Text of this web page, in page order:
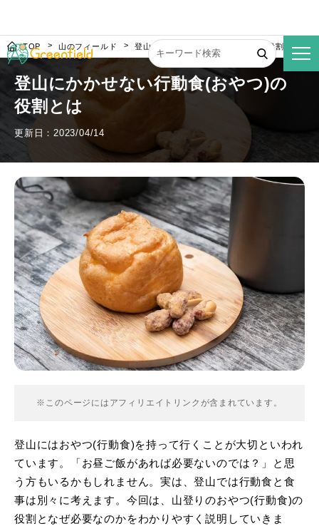
TOP 山のフィールド 登山にかかせない行動食(おやつ)の役割とは
登山にかかせない行動食(おやつ)の
役割とは
更新日：2023/04/14
※このページにはアフィリエイトリンクが含まれています。
登山にはおやつ(行動食)を持って行くことが大切といわれ
ています。「お昼ご飯があれば必要ないのでは？」と思
う方もいるかもしれません。実は、登山では行動食と食
事は別々に考えます。今回は、山登りのおやつ(行動食)の
役割となぜ必要なのかをわかりやすく説明していきま